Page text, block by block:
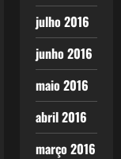
julho 2016
junho 2016
maio 2016
abril 2016
março 2016